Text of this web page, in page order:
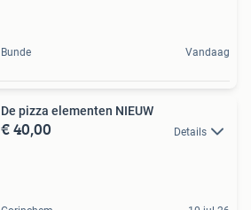
Bunde Vandaag
De pizza elementen NIEUW
€ 40,00 Details